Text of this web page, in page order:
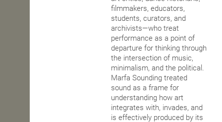
filmmakers, educators,
students, curators, and
archivists—who treat
performance as a point of
departure for thinking through
the intersection of music,
minimalism, and the political.
Marfa Sounding treated
sound as a frame for
understanding how art
integrates with, invades, and
is effectively produced by its